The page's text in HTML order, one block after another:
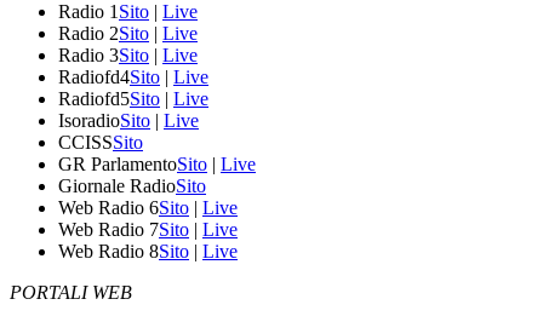
Radio 1 Sito | Live
Radio 2Sito | Live
Radio 3Sito | Live
Radiofd4Sito | Live
Radiofd5Sito | Live
IsoradioSito | Live
CCISSSito
GR ParlamentoSito | Live
Giornale RadioSito
Web Radio 6Sito | Live
Web Radio 7Sito | Live
Web Radio 8Sito | Live
PORTALI WEB